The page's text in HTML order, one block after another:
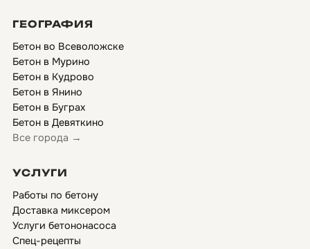
ГЕОГРАФИЯ
Бетон во Всеволожске
Бетон в Мурино
Бетон в Кудрово
Бетон в Янино
Бетон в Буграх
Бетон в Девяткино
Все города →
УСЛУГИ
Работы по бетону
Доставка миксером
Услуги бетононасоса
Спец-рецепты